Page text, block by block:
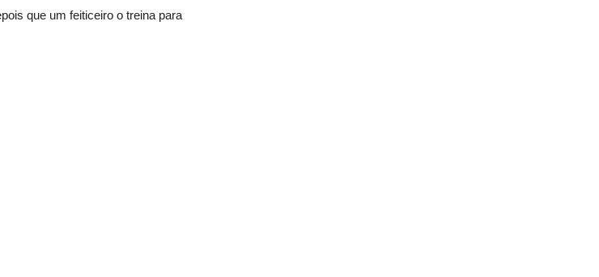
que um feiticeiro o treina para